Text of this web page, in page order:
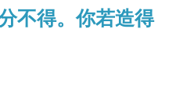
不得。你若造得